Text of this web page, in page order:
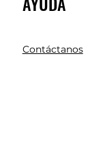
Contáctanos